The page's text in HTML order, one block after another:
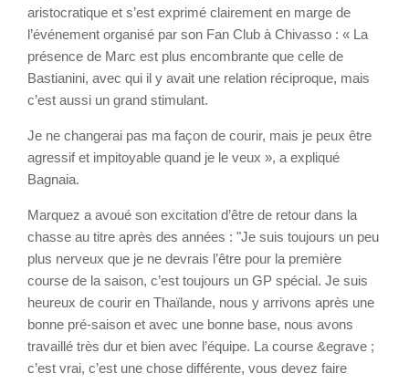
aristocratique et s’est exprimé clairement en marge de
l’événement organisé par son Fan Club à Chivasso : « La
présence de Marc est plus encombrante que celle de
Bastianini, avec qui il y avait une relation réciproque, mais
c’est aussi un grand stimulant.
Je ne changerai pas ma façon de courir, mais je peux être
agressif et impitoyable quand je le veux », a expliqué
Bagnaia.
Marquez a avoué son excitation d’être de retour dans la
chasse au titre après des années : "Je suis toujours un peu
plus nerveux que je ne devrais l’être pour la première
course de la saison, c’est toujours un GP spécial. Je suis
heureux de courir en Thaïlande, nous y arrivons après une
bonne pré-saison et avec une bonne base, nous avons
travaillé très dur et bien avec l’équipe. La course &egrave ;
c’est vrai, c’est une chose différente, vous devez faire